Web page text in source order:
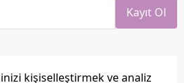
kişiselleştirmek ve analiz
Kayıt Ol